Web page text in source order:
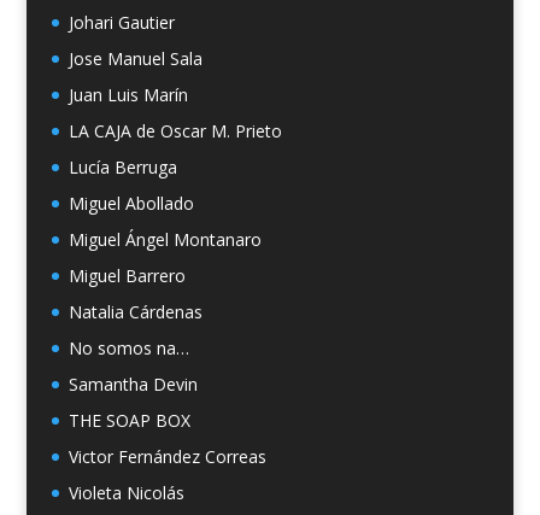
Johari Gautier
Jose Manuel Sala
Juan Luis Marín
LA CAJA de Oscar M. Prieto
Lucía Berruga
Miguel Abollado
Miguel Ángel Montanaro
Miguel Barrero
Natalia Cárdenas
No somos na…
Samantha Devin
THE SOAP BOX
Victor Fernández Correas
Violeta Nicolás